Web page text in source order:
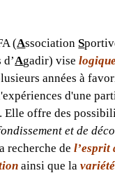
(Association S
d’Agadir) vise
années à
d'une
Elle offre des
et de
recherche del’esprit
ainsi que la